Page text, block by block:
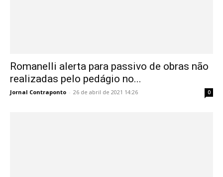
Romanelli alerta para passivo de obras não
realizadas pelo pedágio no...
Jornal Contraponto - 26 de abril de 2021 14:26 0